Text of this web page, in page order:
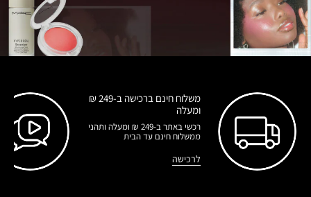
משלוח חינם ברכישה ב-249 ₪
ומעלה
רכשי באתר ב-249 ₪ ומעלה ותהני
ממשלוח חינם עד הבית
לרכישה